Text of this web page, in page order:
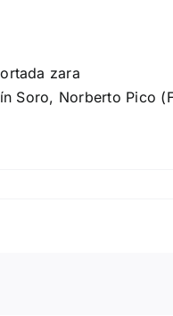
Soro, Norberto Pico